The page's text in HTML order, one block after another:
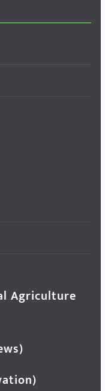
Agriculture